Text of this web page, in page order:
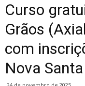
Curso
Grãos
com
Nova